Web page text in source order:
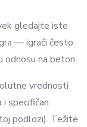
gledajte iste
— igrači često
odnosu na beton.
vrednosti
specifičan
podlozi). Težite